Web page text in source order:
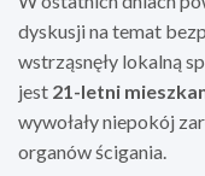
dyskusji na temat
wstrząsnęły lokalną
jest 21-letni
wywołały niepokój
organów ścigania.